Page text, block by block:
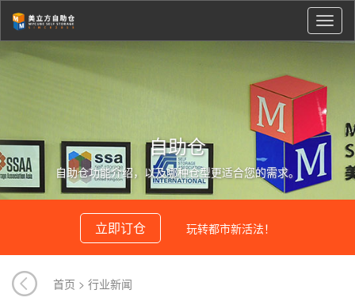
切
换
导
自助仓
自助仓功能介绍，以及哪种仓型更适合您的需求。
立即订仓 玩转都市新活法！
首页 > 行业新闻